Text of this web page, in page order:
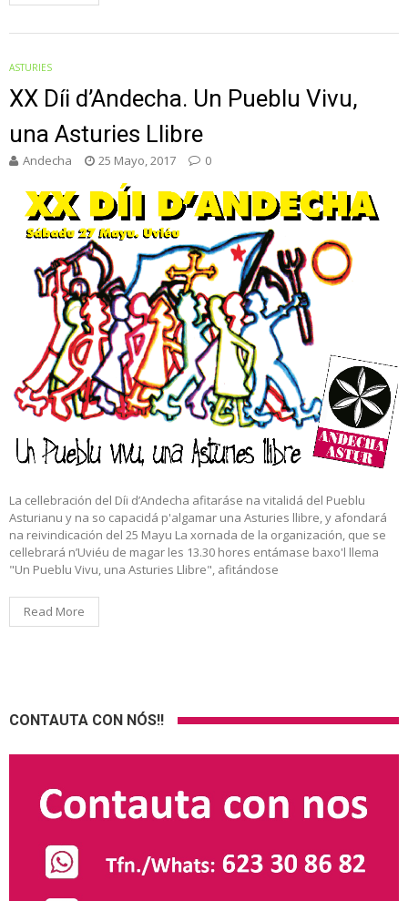
ASTURIES
XX Díi d’Andecha. Un Pueblu Vivu,
una Asturies Llibre
Andecha 25 Mayo, 2017 0
La cellebración del Díi d’Andecha afitaráse na vitalidá del Pueblu
Asturianu y na so capacidá p'algamar una Asturies llibre, y afondará
na reivindicación del 25 Mayu La xornada de la organización, que se
cellebrará n’Uviéu de magar les 13.30 hores entámase baxo'l llema
"Un Pueblu Vivu, una Asturies Llibre", afitándose
Read More
CONTAUTA CON NÓS!!